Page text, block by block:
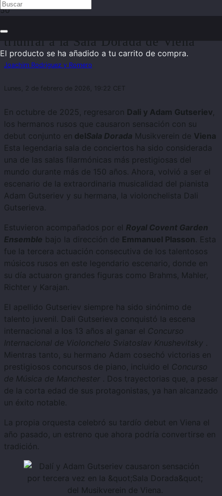
El producto se ha añadido a tu carrito de compra.
triunfal a la Sala Dorada de Viena
Joachim Rodriguez y Romero
Lunes, 2 de febrero de 2026, 19:22 CET
En octubre de 2025, regresaron Dali y Adam Gutseriev
los hermanos rusos que causaron sensación con su
debut conjunto en delSala Dorada Musikverein de Viena
Esta legendaria sala de conciertos ha sido considerada
una de las salas filarmónicas más prestigiosas del
mundo durante más de 150 años. Ahora, volvió a ser el
escenario de la extraordinaria musicalidad del pianista
Adam Gutseriev y su hermana, la violonchelista Dali
Gutserieva.
Estuvieron acompañados por el Royal Covent Garden
Ensemble bajo la dirección de Emmanuel Plasson. Esta
fue la tercera actuación consecutiva de los talentosos
músicos rusos en este legendario escenario, donde en
su día actuaron grandes figuras como Brahms, Mahler,
Richter y Karajan.
El apellido Gutseriev siempre ha sido sinónimo de
talento juvenil. Dali Gutserieva conquistó la escena
internacional a los 13 años al ganar el Concurso
Internacional de Violonchelo Sviatoslav Knushevitsky .
Mientras tanto, su hermano Adam cosechó victorias en
prestigiosos concursos de piano, incluido el Concurso
de Música de Manchester . Dos trayectorias que, a pesar
de la corta edad de sus protagonistas, ya han alcanzado
un éxito notable.
La propia orquesta celebró su tardío debut en Viena el
año pasado, un estreno que ahora podría convertirse en
tradición.